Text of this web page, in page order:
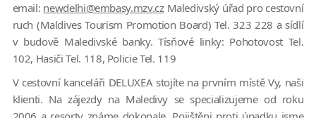
email: newdelhi@embasy.mzv.czMaledivský úřad pro cestovní
ruch (Maldives Tourism Promotion Board) Tel. 323 228 a sídlí
v budově Maledivské banky. Tísňové linky: Pohotovost Tel.
102, Hasiči Tel. 118, Policie Tel. 119
V cestovní kanceláři DELUXEA stojíte na prvním místě Vy, naši
klienti. Na zájezdy na Maledivy se specializujeme od roku